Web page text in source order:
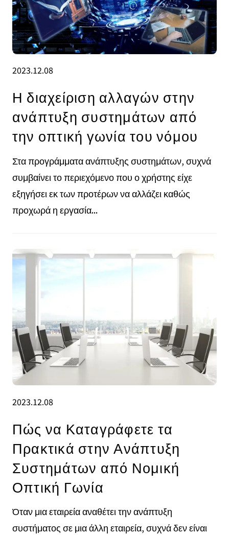
2023.12.08
Η διαχείριση αλλαγών στην
ανάπτυξη συστημάτων από
την οπτική γωνία του νόμου
Στα προγράμματα ανάπτυξης συστημάτων, συχνά
συμβαίνει το περιεχόμενο που ο χρήστης είχε
εξηγήσει εκ των προτέρων να αλλάζει καθώς
προχωρά η εργασία...
2023.12.08
Πώς να Καταγράφετε τα
Πρακτικά στην Ανάπτυξη
Συστημάτων από Νομική
Οπτική Γωνία
Όταν μια εταιρεία αναθέτει την ανάπτυξη
συστήματος σε μια άλλη εταιρεία, συχνά δεν είναι